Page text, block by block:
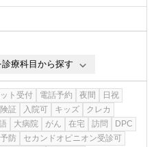
療科目から探す
ト受付 電話予約 夜間
日祝
証 入院可 キッズ
クレカ
大病院 がん 在宅 訪問
DPC
防
セカンドオピニオン受診可